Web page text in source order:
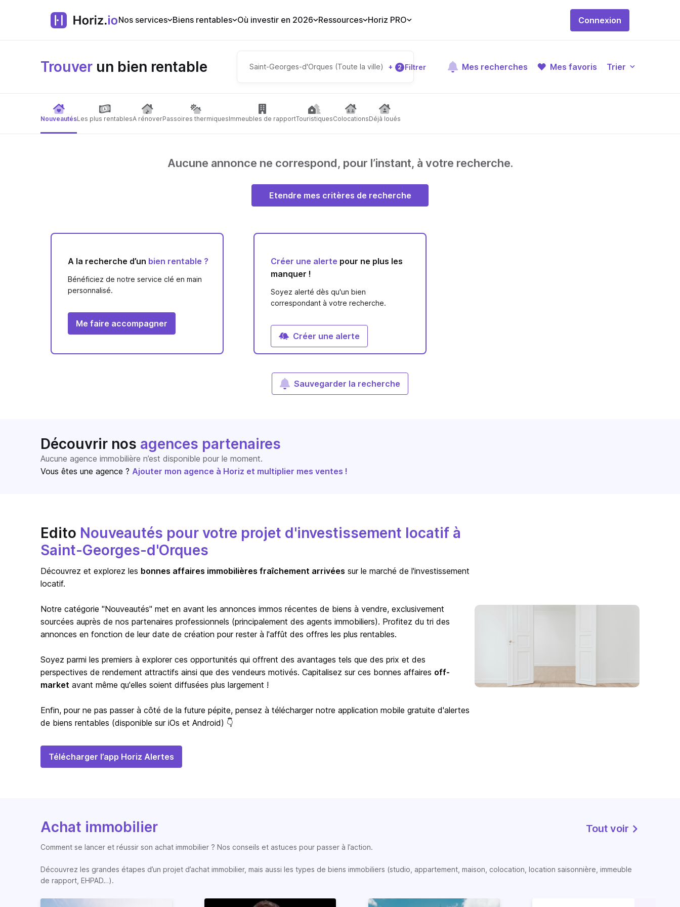
Nos services Biens rentables Où investir en 2026 Ressources Horiz PRO Connexion
Trouver un bien rentable Saint-Georges-d'Orques (Toute la ville) + 2 Filtrer Mes recherches Mes favoris Trier
NouveautésLes plus rentablesA rénoverPassoires thermiquesImmeubles de rapportTouristiquesColocationsDéjà loués
Aucune annonce ne correspond, pour l’instant, à votre recherche.
Etendre mes critères de recherche
A la recherche d’un bien rentable ?
Bénéficiez de notre service clé en main
personnalisé.
Me faire accompagner
Créer une alerte pour ne plus les
manquer !
Soyez alerté dès qu'un bien
correspondant à votre recherche.
Créer une alerte
Sauvegarder la recherche
Découvrir nos agences partenaires
Aucune agence immobilière n’est disponible pour le moment.
Vous êtes une agence ? Ajouter mon agence à Horiz et multiplier mes ventes !
Edito Nouveautés pour votre projet d'investissement locatif à
Saint-Georges-d'Orques
Découvrez et explorez les bonnes affaires immobilières fraîchement arrivées sur le marché de l'investissement
locatif.
Notre catégorie "Nouveautés" met en avant les annonces immos récentes de biens à vendre, exclusivement
sourcées auprès de nos partenaires professionnels (principalement des agents immobiliers). Profitez du tri des
annonces en fonction de leur date de création pour rester à l'affût des offres les plus rentables.
Soyez parmi les premiers à explorer ces opportunités qui offrent des avantages tels que des prix et des
perspectives de rendement attractifs ainsi que des vendeurs motivés. Capitalisez sur ces bonnes affaires off-
market avant même qu'elles soient diffusées plus largement !
Enfin, pour ne pas passer à côté de la future pépite, pensez à télécharger notre application mobile gratuite d'alertes
de biens rentables (disponible sur iOs et Android) 👇
Télécharger l’app Horiz Alertes
Achat immobilier Tout voir
Comment se lancer et réussir son achat immobilier ? Nos conseils et astuces pour passer à l’action.
Découvrez les grandes étapes d’un projet d’achat immobilier, mais aussi les types de biens immobiliers (studio, appartement, maison, colocation, location saisonnière, immeuble
de rapport, EHPAD…).